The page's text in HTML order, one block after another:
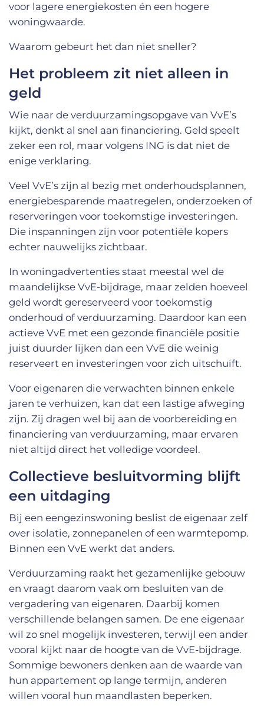
voor lagere energiekosten én een hogere
woningwaarde.
Waarom gebeurt het dan niet sneller?
Het probleem zit niet alleen in
geld
Wie naar de verduurzamingsopgave van VvE’s
kijkt, denkt al snel aan financiering. Geld speelt
zeker een rol, maar volgens ING is dat niet de
enige verklaring.
Veel VvE’s zijn al bezig met onderhoudsplannen,
energiebesparende maatregelen, onderzoeken of
reserveringen voor toekomstige investeringen.
Die inspanningen zijn voor potentiële kopers
echter nauwelijks zichtbaar.
In woningadvertenties staat meestal wel de
maandelijkse VvE-bijdrage, maar zelden hoeveel
geld wordt gereserveerd voor toekomstig
onderhoud of verduurzaming. Daardoor kan een
actieve VvE met een gezonde financiële positie
juist duurder lijken dan een VvE die weinig
reserveert en investeringen voor zich uitschuift.
Voor eigenaren die verwachten binnen enkele
jaren te verhuizen, kan dat een lastige afweging
zijn. Zij dragen wel bij aan de voorbereiding en
financiering van verduurzaming, maar ervaren
niet altijd direct het volledige voordeel.
Collectieve besluitvorming blijft
een uitdaging
Bij een eengezinswoning beslist de eigenaar zelf
over isolatie, zonnepanelen of een warmtepomp.
Binnen een VvE werkt dat anders.
Verduurzaming raakt het gezamenlijke gebouw
en vraagt daarom vaak om besluiten van de
vergadering van eigenaren. Daarbij komen
verschillende belangen samen. De ene eigenaar
wil zo snel mogelijk investeren, terwijl een ander
vooral kijkt naar de hoogte van de VvE-bijdrage.
Sommige bewoners denken aan de waarde van
hun appartement op lange termijn, anderen
willen vooral hun maandlasten beperken.